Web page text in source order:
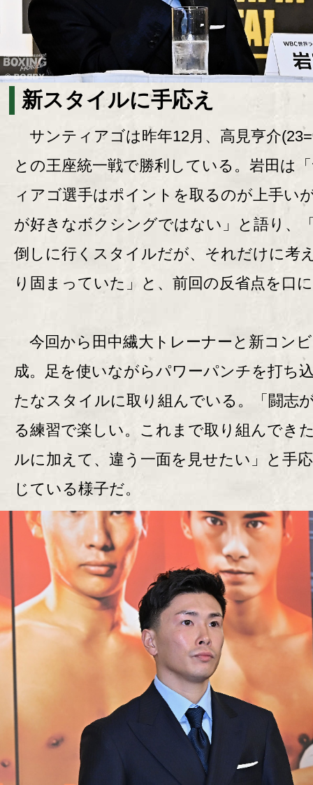
新スタイルに手応え
サンティアゴは昨年12月、高見亨介
との王座統一戦で勝利している。岩田は
ィアゴ選手はポイントを取るのが上手い
が好きなボクシングではない」と語り、
倒しに行くスタイルだが、それだけに考
り固まっていた」と、前回の反省点を口
今回から田中繊大トレーナーと新コン
成。足を使いながらパワーパンチを打ち
たなスタイルに取り組んでいる。「闘志
る練習で楽しい。これまで取り組んでき
ルに加えて、違う一面を見せたい」と手
じている様子だ。